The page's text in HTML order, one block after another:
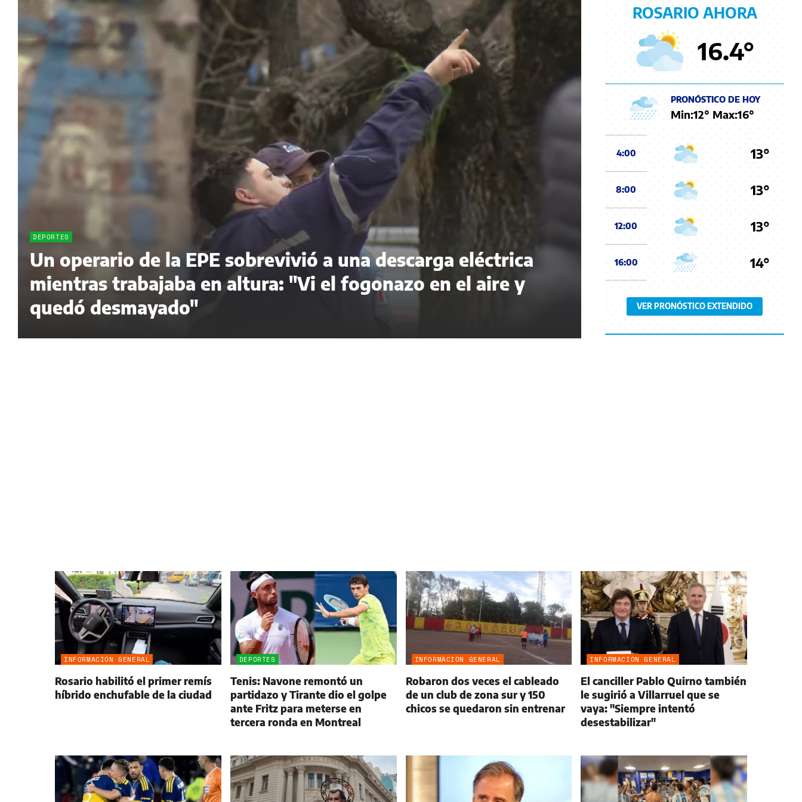
DEPORTES
Un operario de la EPE sobrevivió a una descarga eléctrica
mientras trabajaba en altura: "Vi el fogonazo en el aire y
quedó desmayado"
ROSARIO AHORA
16.4°
PRONÓSTICO DE HOY
Min:12° Max:16°
4:00 13°
8:00 13°
12:00 13°
16:00 14°
VER PRONÓSTICO EXTENDIDO
INFORMACIÓN GENERAL
Rosario habilitó el primer remís
híbrido enchufable de la ciudad
DEPORTES
Tenis: Navone remontó un
partidazo y Tirante dio el golpe
ante Fritz para meterse en
tercera ronda en Montreal
INFORMACIÓN GENERAL
Robaron dos veces el cableado
de un club de zona sur y 150
chicos se quedaron sin entrenar
INFORMACIÓN GENERAL
El canciller Pablo Quirno también
le sugirió a Villarruel que se
vaya: "Siempre intentó
desestabilizar"